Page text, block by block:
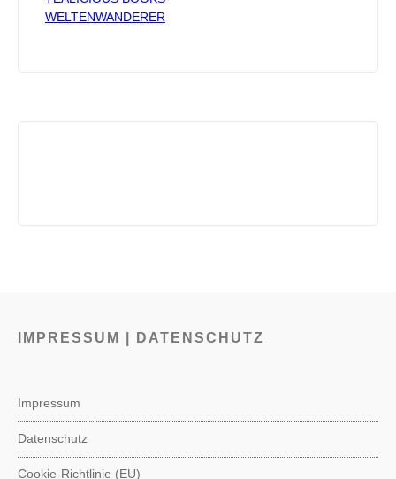
WELTENWANDERER
IMPRESSUM | DATENSCHUTZ
Impressum
Datenschutz
Cookie-Richtlinie (EU)